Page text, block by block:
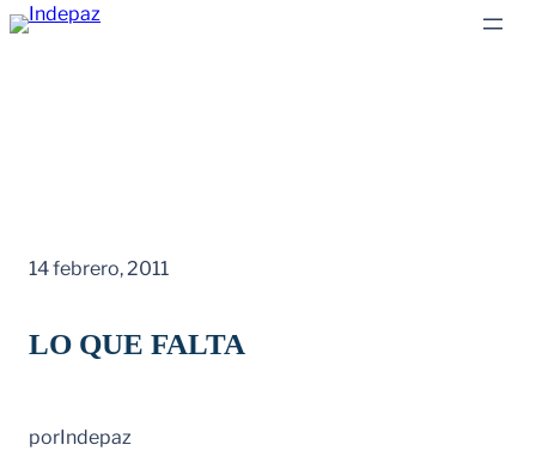
Saltar
14 febrero, 2011
LO QUE FALTA
porIndepaz